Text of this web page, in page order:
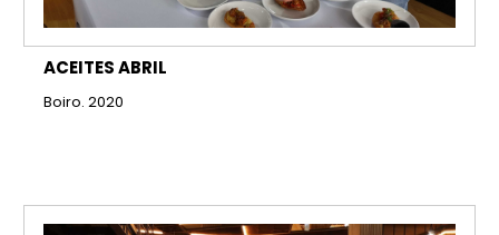
ACEITES ABRIL
Boiro. 2020